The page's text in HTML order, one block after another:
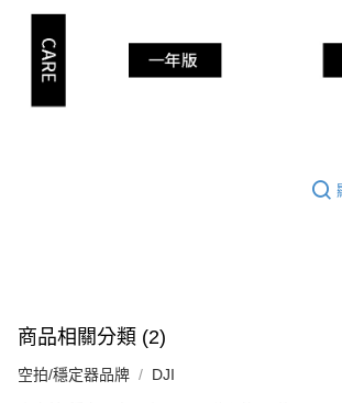
商品相關分類 (2)
空拍/穩定器品牌 DJI